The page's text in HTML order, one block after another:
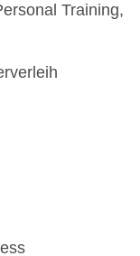
Training,